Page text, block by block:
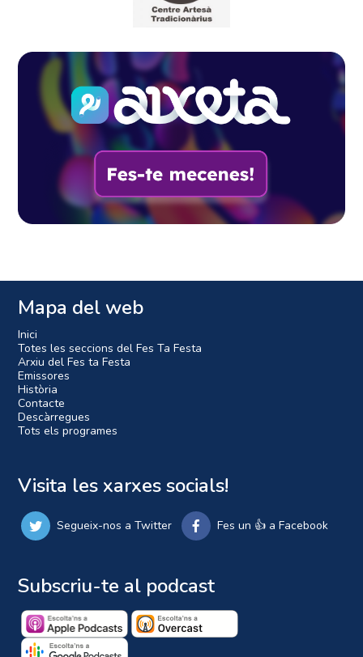
Mapa del web
Inici
Totes les seccions del Fes Ta Festa
Arxiu del Fes ta Festa
Emissores
Història
Contacte
Descàrregues
Tots els programes
Visita les xarxes socials!
Segueix-nos a Twitter Fes un 👍 a Facebook
Subscriu-te al podcast